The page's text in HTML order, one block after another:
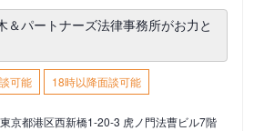
＆パートナーズ法律事務所がお力と
可能 18時以降面談可能
東京都港区西新橋1-20-3 虎ノ門法曹ビル7階